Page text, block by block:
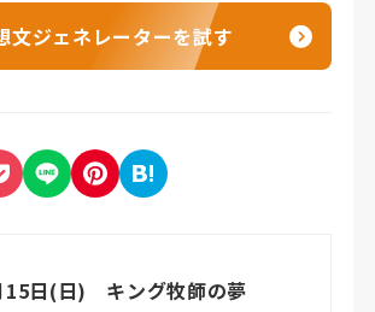
文ジェネレーターを試す
15日(日) キング牧師の夢